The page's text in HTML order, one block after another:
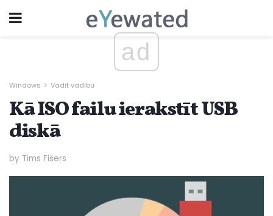
ad
Windows Vadīt vadību
Kā ISO failu ierakstīt USB
diskā
by Tims Fišers